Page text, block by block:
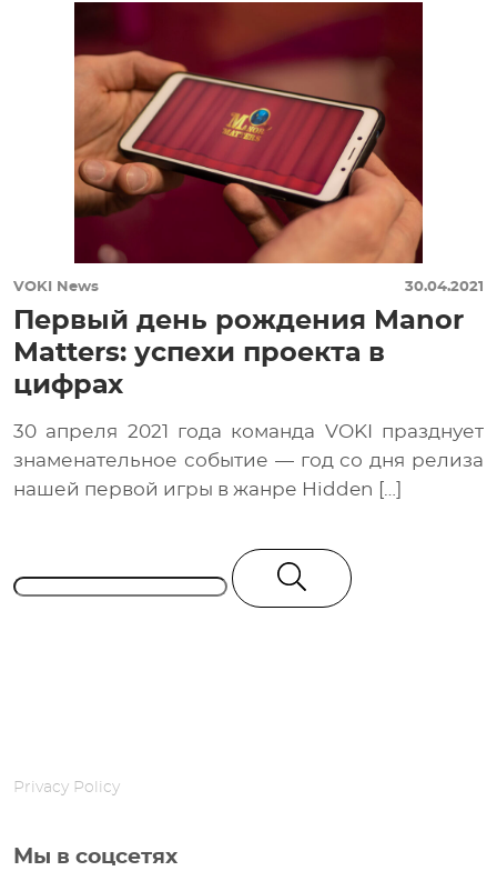
VOKI News 30.04.2021
Первый день рождения Manor
Matters: успехи проекта в
цифрах
30 апреля 2021 года команда VOKI празднует
знаменательное событие — год со дня релиза
нашей первой игры в жанре Hidden […]
Privacy Policy
Мы в соцсетях